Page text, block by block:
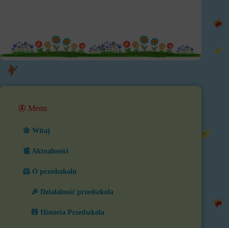
🦋 Menu
🌼 Witaj
📰 Aktualności
🐹 O przedszkolu
🎉 Działalność przedszkola
🧸 Historia Przedszkola